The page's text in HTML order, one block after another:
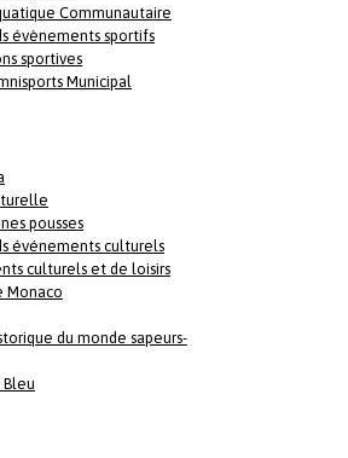
Communautaire
évènements sportifs
sportives
Municipal
pousses
événements culturels
culturels et de loisirs
Monaco
du monde sapeurs-